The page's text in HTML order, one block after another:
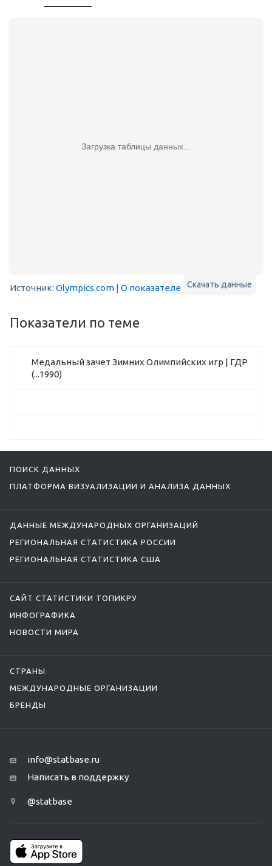
Загрузка таблицы данных...
Скачать данные
Источник: Olympics.com | О показателе
Показатели по теме
Медальный зачет Зимних Олимпийских игр | ГДР
(...1990)
ПОИСК ДАННЫХ
ПЛАТФОРМА ВИЗУАЛИЗАЦИИ И АНАЛИЗА ДАННЫХ
ДАННЫЕ МЕЖДУНАРОДНЫХ ОРГАНИЗАЦИЙ
РЕГИОНАЛЬНАЯ СТАТИСТИКА РОССИИ
РЕГИОНАЛЬНАЯ СТАТИСТИКА США
САЙТ СТАТИСТИКИ ТОПИКРУ
ИНФОГРАФИКА
НОВОСТИ МИРА
СТРАНЫ
МЕЖДУНАРОДНЫЕ ОРГАНИЗАЦИИ
БРЕНДЫ
info@statbase.ru
Написать в поддержку
@statbase